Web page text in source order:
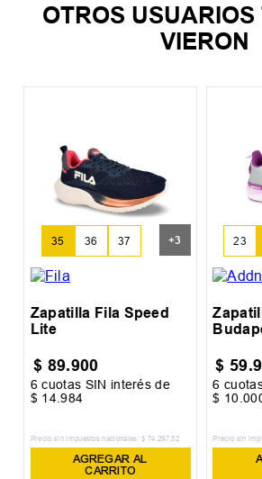
OTROS USUARIOS
VIERON
35 36 37 +3
Zapatilla Fila Speed
Lite
$ 89.900
6 cuotas SIN interés de
$ 14.984
Precio sin impuestos nacionales: $ 74 .297,52
AGREGAR AL
CARRITO
23
$ 59.
6
$ 10
Precio sin